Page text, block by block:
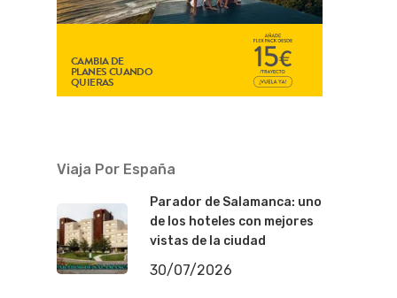
Viaja Por España
Parador de Salamanca: uno
de los hoteles con mejores
vistas de la ciudad
30/07/2026